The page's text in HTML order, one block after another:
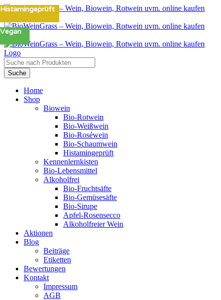
Zum
springen
Products
search
Suche
Home
Shop
Biowein
Bio-Rotwein
Bio-Weißwein
Bio-Roséwein
Bio-Schaumwein
Histamingeprüft
Kennenlernkisten
Bio-Lebensmittel
Alkoholfrei
Bio-Fruchtsäfte
Bio-Gemüsesäfte
Bio-Sirupe
Apfel-Rosensecco
Alkoholfreier Wein
Aktionen
Blog
Beiträge
Etiketten
Bewertungen
Kontakt
Impressum
AGB
Histamingeprüft
Vegan